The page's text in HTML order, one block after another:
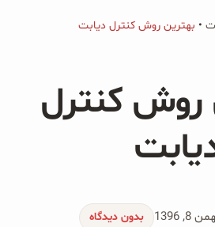
دوسر
های طبیعی
• بهترین روش کنترل دیابت
روش کنترل
8, 1396 بدون دیدگاه